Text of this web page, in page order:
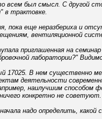
всем был смысл. С другой
в трактовке.
пока еще неразбериха и
вентиляционной
приглашенная на
лаборатории?"
17025. В нем существенно
деятельности
наилучшим способом
конкретно не советуют.
надо определить,